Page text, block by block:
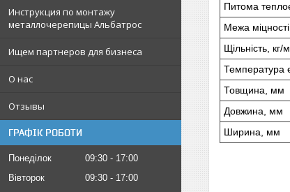
Инструкция по монтажу
металлочерепицы Альбатрос
Ищем партнеров для бизнеса
О нас
Отзывы
ГРАФІК РОБОТИ
Понеділок 09:30
17:00
Вівторок
09:30
17:00
Питома
Межа
Щільність,
Температура
Товщина, мм
Довжина, мм
Ширина, мм